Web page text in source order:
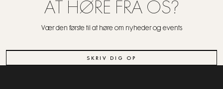
AT HØRE FRA OS?
Vær den første til at høre om nyheder og events
SKRIV DIG OP